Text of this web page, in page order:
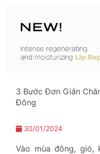
3 Bước Đơn Giản
Đông
30/01/2024
Vào mùa đông, gió,